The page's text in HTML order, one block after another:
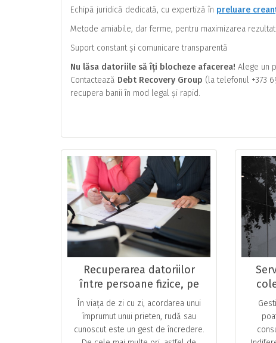
Echipă juridică dedicată, cu expertiză în preluare
Metode amiabile, dar ferme, pentru maximizarea
Suport constant și comunicare transparentă
Nu lăsa datoriile să îți blocheze afacerea! Alege un
Contactează Debt Recovery Group (la telefonul +373
recupera banii în mod legal și rapid.
Recuperarea datoriilor
între persoane fizice, pe
baza recipiselor ori a altor
înscrisuri cu valoare
juridică
În viața de zi cu zi, acordarea unui
împrumut unui prieten, rudă sau
cunoscut este un gest de încredere.